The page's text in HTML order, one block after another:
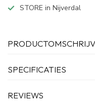
STORE in Nijverdal
SPECIFICATIES
REVIEWS